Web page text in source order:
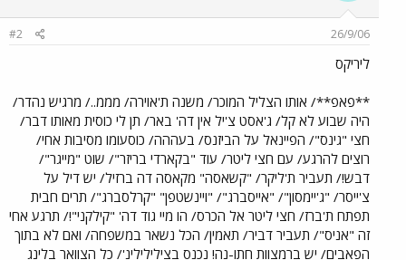
26/9/06
#2
ליריקס
**פאפ**/ אותו הצליל המוכר/ משנה ת'אוירה/ מממ../ מרגיש נהדר/
היה שבוע לא קל/ ג'אסט צ'יל אין דה' באר/ תן לי כוסית מאותו דבר/
חצי "גינס"/ הפיינאל על הביזנס/ בעההה/ כוסעומו מסיבות אחי/
רוצים להרגע/ עם חצי ליטר/ עוד "בקארדי בריזר"/ שוט "מייגר"/
דבש!/ תעביר ת'ליקר/ "קשאסה" מקאסה דה ברזיל/ יש דיל על
צ'ייסר/ "ג'יימסון"/ "אייסברג"/ "ויינשטפן" "קרלסברג"/ תרים חבית
תפתח ת'ברז/ חצי ליטר אל הכרס/ הו מיי גוד דה' "קילקני"!/ תרגע אחי
זה "אניס"/ תעביר דביר/ תאמין/ הכל נשאר במשפחה/ ואם לא בתוך
הפאבים/ יש ברמצוות חתו-נה! נכנס בצילילילינ'/ כל הצוואר בלינג